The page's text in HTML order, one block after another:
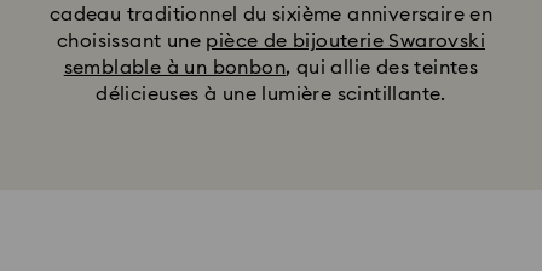
cadeau traditionnel du sixième anniversaire en
choisissant une pièce de bijouterie Swarovski
semblable à un bonbon, qui allie des teintes
délicieuses à une lumière scintillante.